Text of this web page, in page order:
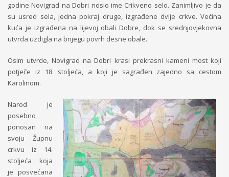
godine Novigrad na Dobri nosio ime Crikveno selo. Zanimljivo je da
su usred sela, jedna pokraj druge, izgrađene dvije crkve. Većina
kuća je izgrađena na lijevoj obali Dobre, dok se srednjovjekovna
utvrda uzdigla na brijegu povrh desne obale.
Osim utvrde, Novigrad na Dobri krasi prekrasni kameni most koji
potječe iz 18. stoljeća, a koji je sagrađen zajedno sa cestom
Karolinom.
Narod je
posebno
ponosan na
svoju Župnu
crkvu iz 14.
stoljeća koja
je posvećana